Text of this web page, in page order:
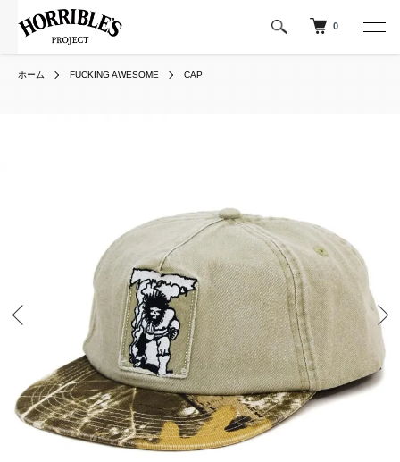
0
ホーム FUCKING AWESOME CAP